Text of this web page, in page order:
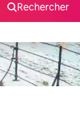
Rechercher